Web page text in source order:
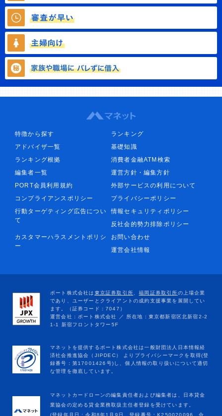
特徴から探す
ランキング
アドバイザ一覧
基礎知識
ランキング根拠
消費者金融ATM検索
編集者一覧
運営方針・編集方針
PORT会員利用規約
外部サービスの利用について
コンプライアンスポリシー
プライバシーポリシー
行動ターゲティング広告につい
て
情報セキュリティポリシー
反社会的勢力排除ポリシー
カスタマーハラスメントポリシ
ー
お問い合わせ
運営会社情報
マネットカードローンの編集責任者および編集者は、日本貸金
業協会の定める貸金業務取扱主任者登録を受けています。
(登録年月日：令和8年1月9日、登録番号：K250020096、合